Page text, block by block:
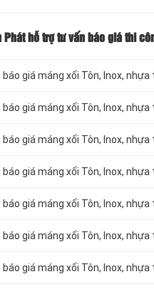
Phát hỗ trợ tư vấn báo giá thi
giá máng xối Tôn, Inox, nhựa
giá máng xối Tôn, Inox, nhựa
giá máng xối Tôn, Inox, nhựa
giá máng xối Tôn, Inox,
giá máng xối Tôn, Inox,
giá máng xối Tôn, Inox,
giá máng xối Tôn, Inox,